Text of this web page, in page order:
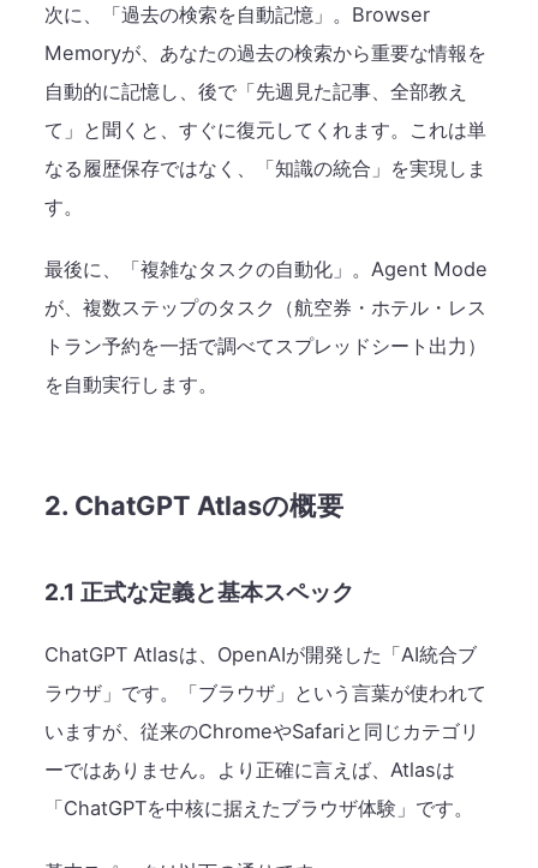
次に、「過去の検索を自動記憶」。Browser
Memoryが、あなたの過去の検索から重要な情報を
自動的に記憶し、後で「先週見た記事、全部教え
て」と聞くと、すぐに復元してくれます。これは単
なる履歴保存ではなく、「知識の統合」を実現しま
す。
最後に、「複雑なタスクの自動化」。Agent Mode
が、複数ステップのタスク（航空券・ホテル・レス
トラン予約を一括で調べてスプレッドシート出力）
を自動実行します。
2. ChatGPT Atlasの概要
2.1 正式な定義と基本スペック
ChatGPT Atlasは、OpenAIが開発した「AI統合ブ
ラウザ」です。「ブラウザ」という言葉が使われて
いますが、従来のChromeやSafariと同じカテゴリ
ーではありません。より正確に言えば、Atlasは
「ChatGPTを中核に据えたブラウザ体験」です。